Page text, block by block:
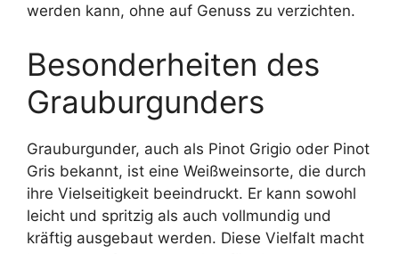
werden kann, ohne auf Genuss zu verzichten.
Besonderheiten des
Grauburgunders
Grauburgunder, auch als Pinot Grigio oder Pinot
Gris bekannt, ist eine Weißweinsorte, die durch
ihre Vielseitigkeit beeindruckt. Er kann sowohl
leicht und spritzig als auch vollmundig und
kräftig ausgebaut werden. Diese Vielfalt macht